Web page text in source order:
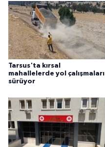
Tarsus'ta kırsal
mahallelerde yol çalışmaları
sürüyor